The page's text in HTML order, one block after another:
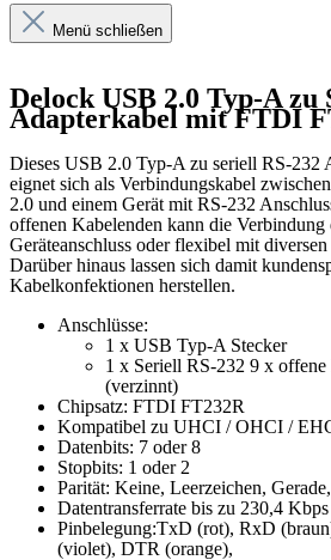
Menü schließen
Delock USB 2.0 Typ-A zu
Adapterkabel mit FTDI
Dieses USB 2.0 Typ-A zu seriell RS-232
eignet sich als Verbindungskabel
2.0 und einem Gerät mit RS-232
offenen Kabelenden kann die
Geräteanschluss oder flexibel mit
Darüber hinaus lassen sich damit
Kabelkonfektionen herstellen.
Anschlüsse:
1 x USB Typ-A Stecker
1 x Seriell RS-232 9 x
(verzinnt)
Chipsatz: FTDI FT232R
Kompatibel zu UHCI / OHCI /
Datenbits: 7 oder 8
Stopbits: 1 oder 2
Parität: Keine, Leerzeichen,
Datentransferrate bis zu 230,4 Kbps
Pinbelegung:TxD (rot), RxD
(violet), DTR (orange),